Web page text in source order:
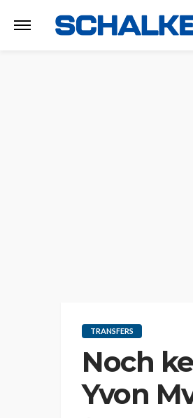
TRANSFERS
Noch
Yvon